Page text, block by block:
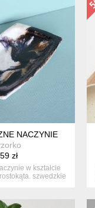
NACZYNIE
59 zł
w kształcie
szwedzkie